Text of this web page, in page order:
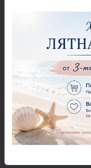
Оризова декупажна
Фина оризова
хартия Stamperia - 21 х
29.см. - 28гр.
Декупажна хартия -
Антични пасти
Вакс пасти
Грунд, Основи,